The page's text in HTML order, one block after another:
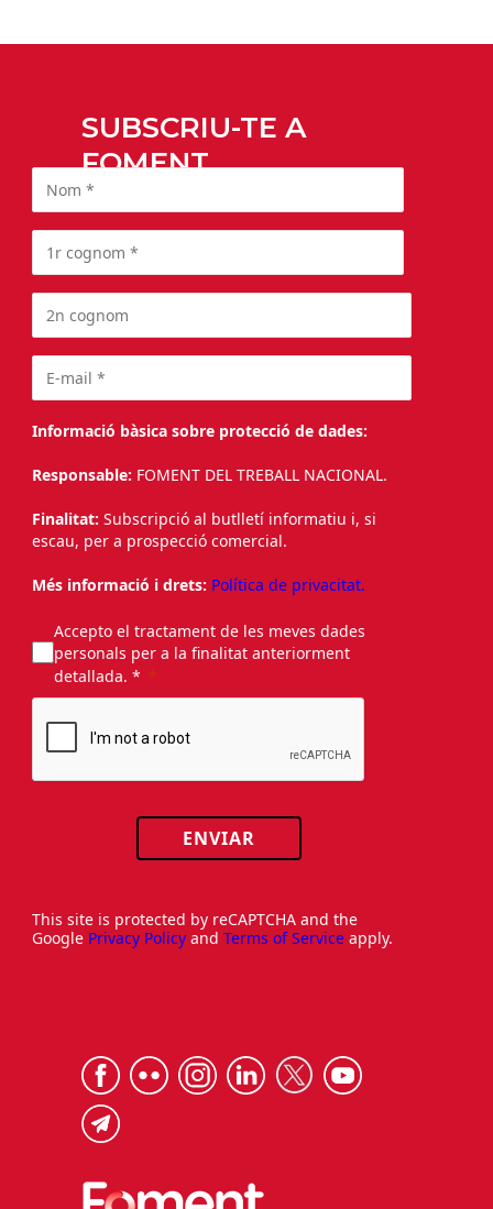
SUBSCRIU-TE A
FOMENT
Informació bàsica sobre protecció de dades:
Responsable: FOMENT DEL TREBALL NACIONAL.
Finalitat: Subscripció al butlletí informatiu i, si
escau, per a prospecció comercial.
Més informació i drets: Política de privacitat.
Accepto el tractament de les meves dades
personals per a la finalitat anteriorment
detallada. *
ENVIAR
This site is protected by reCAPTCHA and the
Google Privacy Policy and Terms of Service apply.